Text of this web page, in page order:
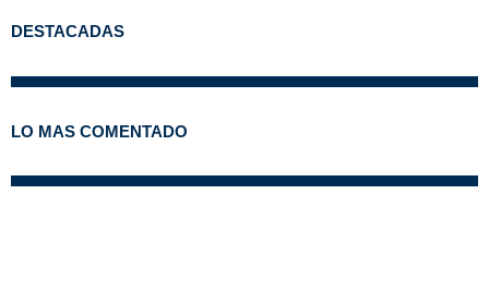
DESTACADAS
LO MAS COMENTADO